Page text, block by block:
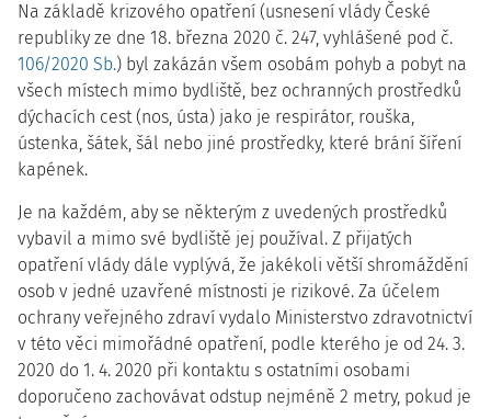
Na základě krizového opatření (usnesení vlády České
republiky ze dne 18. března 2020 č. 247, vyhlášené pod č.
106/2020 Sb.) byl zakázán všem osobám pohyb a pobyt na
všech místech mimo bydliště, bez ochranných prostředků
dýchacích cest (nos, ústa) jako je respirátor, rouška,
ústenka, šátek, šál nebo jiné prostředky, které brání šíření
kapének.
Je na každém, aby se některým z uvedených prostředků
vybavil a mimo své bydliště jej používal. Z přijatých
opatření vlády dále vyplývá, že jakékoli větší shromáždění
osob v jedné uzavřené místnosti je rizikové. Za účelem
ochrany veřejného zdraví vydalo Ministerstvo zdravotnictví
v této věci mimořádné opatření, podle kterého je od 24. 3.
2020 do 1. 4. 2020 při kontaktu s ostatními osobami
doporučeno zachovávat odstup nejméně 2 metry, pokud je